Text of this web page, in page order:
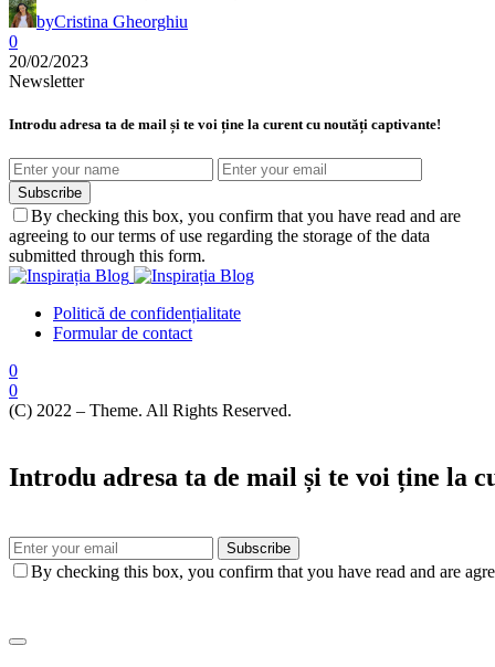
byCristina Gheorghiu
0
20/02/2023
Newsletter
Introdu adresa ta de mail și te voi ține la curent cu noutăți captivante!
Subscribe
By checking this box, you confirm that you have read and are
agreeing to our terms of use regarding the storage of the data
submitted through this form.
Politică de confidențialitate
Formular de contact
0
0
(C) 2022 – Theme. All Rights Reserved.
Introdu adresa ta de mail și te voi ține la
Subscribe
By checking this box, you confirm that you have read and are